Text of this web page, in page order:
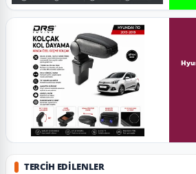
TERCIH EDILENLER